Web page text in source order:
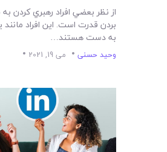
از نظر بعضي افراد رهبري کردن
بردن قدرت است. اين افراد
به دست هستند…
وحید حسنی می 19, 2021